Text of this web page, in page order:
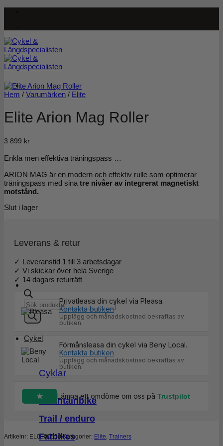
Products
search
Cykel
Cyklar
Mountainbike
Trail / enduro
Fatbikes
Hem / Varumärken / Elite
Elite Arion Mag Roller
3 899 kr
Enkla men effektiva träningspass …
ARION MAG är en modern och effektiv rulle som optimerar
träningspass med sina tre nivåer av integrerat magnetiskt
motstånd.
Slut i lager
Leverans & retur
✓ Leveranstid 1 till 3 arbetsdagar
✓ Vi skickar över hela Sverige
✓ 14 dagars returrätt
Privatleasa din cykel via Pleasa.
Kontakta butiken
Upplägg och månadskostnad bekräftas av
butiken.
Förmånsleasa din cykel via Beny Local.
Kontakta butiken
Upplägg och månadskostnad bekräftas av
butiken.
Lämna ett omdöme om oss på Trustpilot
Artikelnr: EL0100550 Kategorier: Elite, Trainers